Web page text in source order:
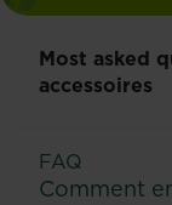
Most asked
accessoires
FAQ
Comment